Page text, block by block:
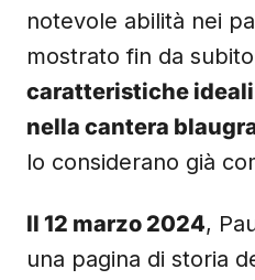
notevole abilità nei
mostrato fin da
caratteristiche
nella cantera
lo considerano già
Il 12 marzo 2024,
una pagina di storia